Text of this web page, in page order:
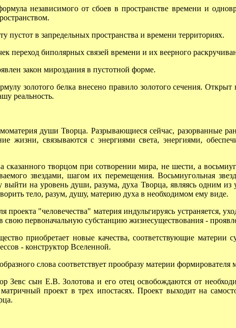
независимого от сбоев в пространстве времени и
в запредельных пространства и времени территориях.
переход биполярных связей времени и их веерного
закон мироздания в пустотной форме.
золотого белка внесено правило золотого сечения.
реальность.
души Творца. Разрывающиеся сейчас, разорванные
жизни, связываются с энергиями света, энергиями,
творцом при сотворении мира, не шести, а
звездами, шагом их перемещения. Восьмиугольная
выйти на уровень души, разума, духа Творца, являясь одним из
тело, разум, душу, материю духа в необходимом ему виде.
проекта "человечества" материя индульгируясь устраняется,
свою первоначальную субстанцию жизнесуществования -
приобретает новые качества, соответствующие материи
- конструктор Вселенной.
слова соответствует прообразу материи формирователя
Зевс сын Е.В. Золотова и его отец освобождаются от
проект в трех ипостасях. Проект выходит на